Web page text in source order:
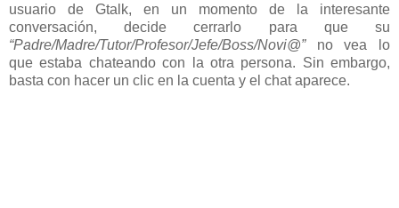
usuario de Gtalk, en un momento de la interesante
conversación, decide cerrarlo para que su
“Padre/Madre/Tutor/Profesor/Jefe/Boss/Novi@”no vea lo
que estaba chateando con la otra persona. Sin embargo,
basta con hacer un clic en la cuenta y el chat aparece.